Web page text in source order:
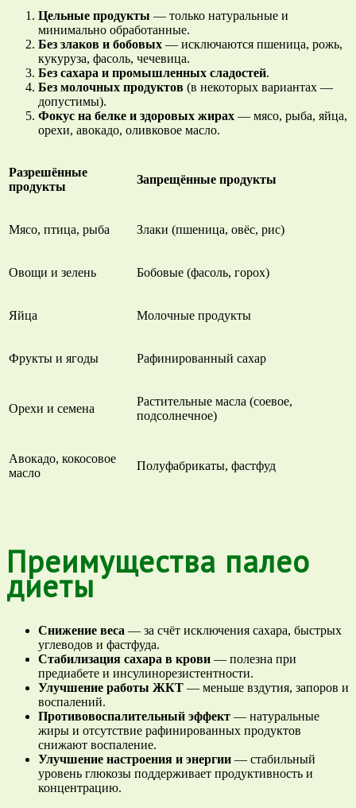
Цельные продукты — только натуральные и
минимально обработанные.
Без злаков и бобовых — исключаются пшеница, рожь,
кукуруза, фасоль, чечевица.
Без сахара и промышленных сладостей.
Без молочных продуктов (в некоторых вариантах —
допустимы).
Фокус на белке и здоровых жирах — мясо, рыба, яйца,
орехи, авокадо, оливковое масло.
Разрешённые
продукты
Запрещённые продукты
Мясо, птица, рыба Злаки (пшеница, овёс, рис)
Овощи и зелень Бобовые (фасоль, горох)
Яйца Молочные продукты
Фрукты и ягоды Рафинированный сахар
Орехи и семена
Растительные масла (соевое,
подсолнечное)
Авокадо, кокосовое
масло
Полуфабрикаты, фастфуд
Преимущества палео
диеты
Снижение веса — за счёт исключения сахара, быстрых
углеводов и фастфуда.
Стабилизация сахара в крови — полезна при
предиабете и инсулинорезистентности.
Улучшение работы ЖКТ — меньше вздутия, запоров и
воспалений.
Противовоспалительный эффект — натуральные
жиры и отсутствие рафинированных продуктов
снижают воспаление.
Улучшение настроения и энергии — стабильный
уровень глюкозы поддерживает продуктивность и
концентрацию.